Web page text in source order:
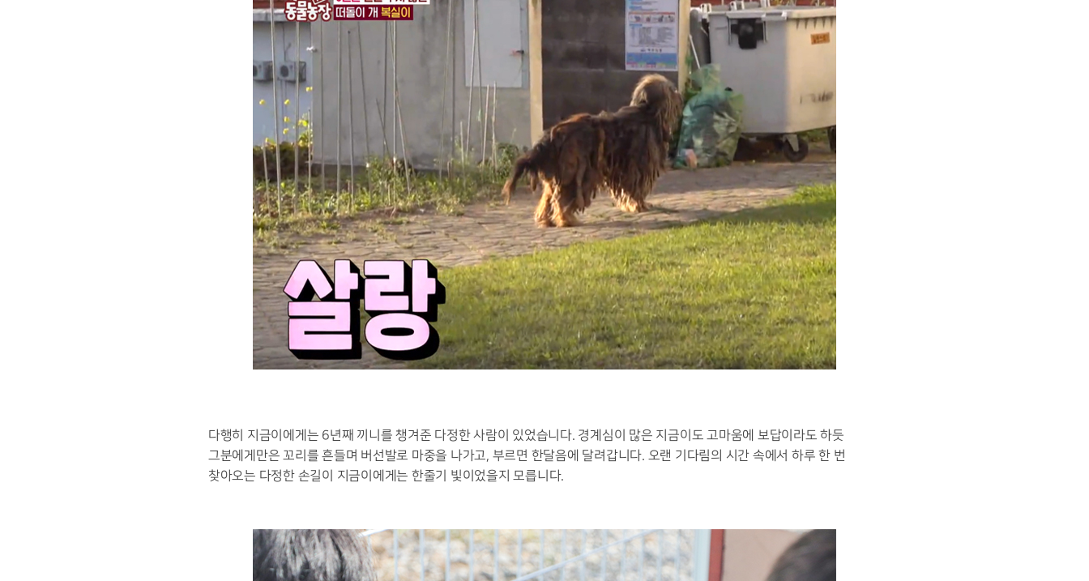
다행히 지금이에게는 6년째 끼니를 챙겨준 다정한 사람이 있었습니다. 경계심이 많은 지금이도 고마움에 보답이라도 하듯
그분에게만은 꼬리를 흔들며 버선발로 마중을 나가고, 부르면 한달음에 달려갑니다. 오랜 기다림의 시간 속에서 하루 한 번
찾아오는 다정한 손길이 지금이에게는 한줄기 빛이었을지 모릅니다.